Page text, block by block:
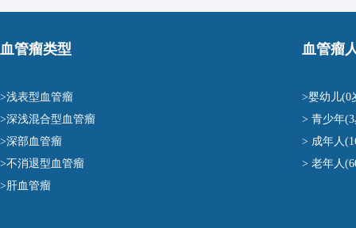
血管瘤类型
>浅表型血管瘤
>深浅混合型血管瘤
>深部血管瘤
>不消退型血管瘤
>肝血管瘤
血管瘤
>婴幼儿(0
> 青少年
> 成年人
> 老年人